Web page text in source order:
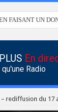
FAISANT UN
En
Radio
– rediffusion du 17